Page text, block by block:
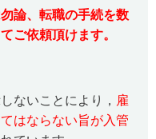
論、転職の手続を数
ご依頼頂けます。
ないことにより， 雇
はならない旨が入管